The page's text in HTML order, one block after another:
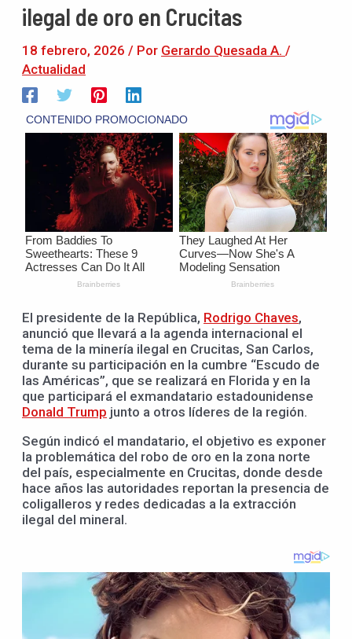
ilegal de oro en Crucitas
18 febrero, 2026 / Por Gerardo Quesada A. /
Actualidad
El presidente de la República, Rodrigo Chaves,
anunció que llevará a la agenda internacional el
tema de la minería ilegal en Crucitas, San Carlos,
durante su participación en la cumbre “Escudo de
las Américas”, que se realizará en Florida y en la
que participará el exmandatario estadounidense
Donald Trump junto a otros líderes de la región.
Según indicó el mandatario, el objetivo es exponer
la problemática del robo de oro en la zona norte
del país, especialmente en Crucitas, donde desde
hace años las autoridades reportan la presencia de
coligalleros y redes dedicadas a la extracción
ilegal del mineral.